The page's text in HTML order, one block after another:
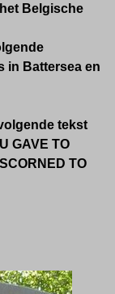
Belgische
in Battersea en
tekst
GAVE TO
TO